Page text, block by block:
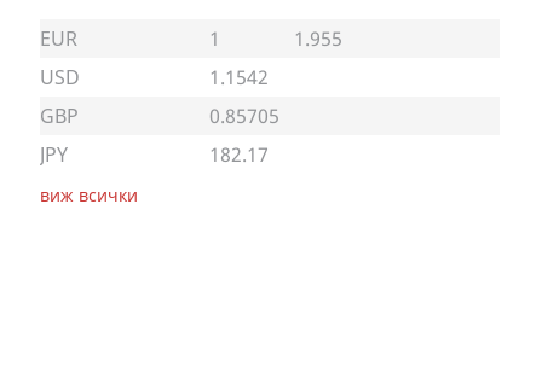
EUR 1
1.955
USD
1.1542
GBP
0.85705
JPY
182.17
виж всички